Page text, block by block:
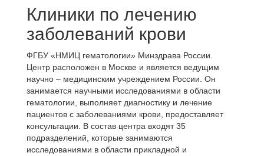
Клиники по лечению
заболеваний крови
ФГБУ «НМИЦ гематологии» Минздрава России.
Центр расположен в Москве и является ведущим
научно – медицинским учреждением России. Он
занимается научными исследованиями в области
гематологии, выполняет диагностику и лечение
пациентов с заболеваниями крови, предоставляет
консультации. В состав центра входят 35
подразделений, которые занимаются
исследованиями в области прикладной и